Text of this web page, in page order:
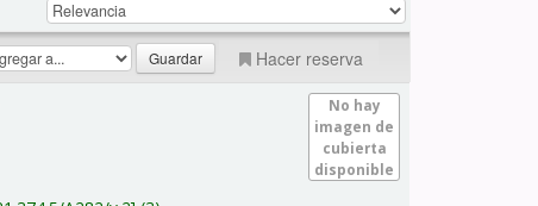
Hacer reserva
No hay
imagen de
cubierta
disponible